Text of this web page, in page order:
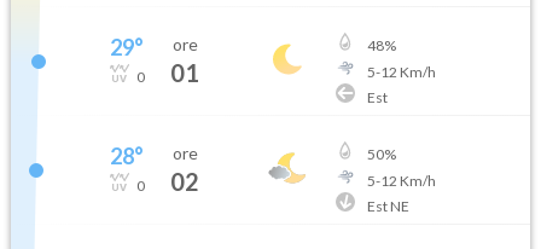
29°
0
ore
01
48%
5-12 Km/h
Est
28°
0
ore
02
50%
5-12 Km/h
Est NE